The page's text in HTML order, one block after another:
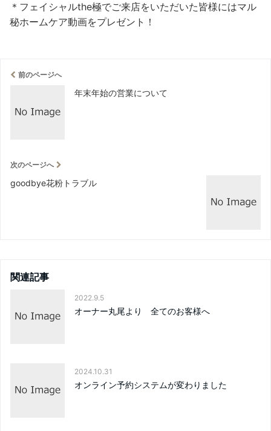
＊フェイシャルthe極でご来店をいただいた皆様にはマル
秘ホームケア動画をプレゼント！
前のページへ
年末年始の営業について
次のページへ
goodbye花粉トラブル
関連記事
2022.9.5
オーナー丸尾より 全てのお客様へ
2024.10.31
オンライン予約システムが変わりました